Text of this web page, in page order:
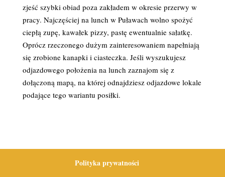
zjeść szybki obiad poza zakładem w okresie przerwy w
pracy. Najczęściej na lunch w Puławach wolno spożyć
ciepłą zupę, kawałek pizzy, pastę ewentualnie sałatkę.
Oprócz rzeczonego dużym zainteresowaniem napełniają
się zrobione kanapki i ciasteczka. Jeśli wyszukujesz
odjazdowego położenia na lunch zaznajom się z
dołączoną mapą, na której odnajdziesz odjazdowe lokale
podające tego wariantu posiłki.
Polityka prywatności